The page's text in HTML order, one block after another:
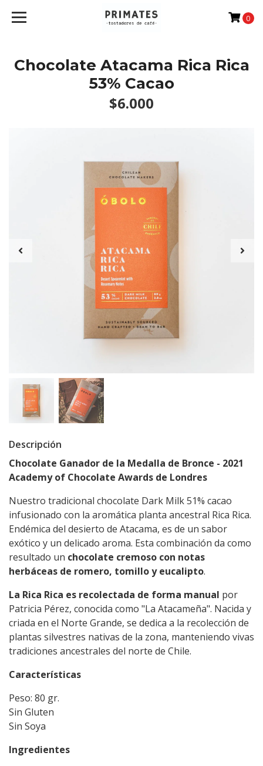
0
Chocolate Atacama Rica Rica
53% Cacao
$6.000
Descripción
Chocolate Ganador de la Medalla de Bronce - 2021
Academy of Chocolate Awards de Londres
Nuestro tradicional chocolate Dark Milk 51% cacao
infusionado con la aromática planta ancestral Rica Rica.
Endémica del desierto de Atacama, es de un sabor
exótico y un delicado aroma. Esta combinación da como
resultado un chocolate cremoso con notas
herbáceas de romero, tomillo y eucalipto.
La Rica Rica es recolectada de forma manual por
Patricia Pérez, conocida como "La Atacameña". Nacida y
criada en el Norte Grande, se dedica a la recolección de
plantas silvestres nativas de la zona, manteniendo vivas
tradiciones ancestrales del norte de Chile.
Características
Peso: 80 gr.
Sin Gluten
Sin Soya
Ingredientes